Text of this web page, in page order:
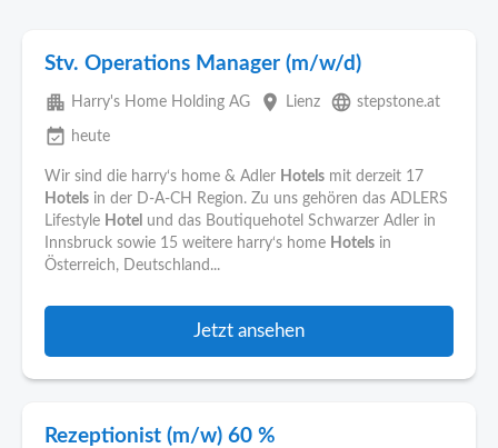
Stv. Operations Manager (m/w/d)
apartment Harry's Home Holding AG place Lienz language stepstone.at
event_available heute
Wir sind die harry‘s home & Adler Hotels mit derzeit 17
Hotels in der D-A-CH Region. Zu uns gehören das ADLERS
Lifestyle Hotel und das Boutiquehotel Schwarzer Adler in
Innsbruck sowie 15 weitere harry‘s home Hotels in
Österreich, Deutschland...
Jetzt ansehen
Rezeptionist (m/w) 60 %